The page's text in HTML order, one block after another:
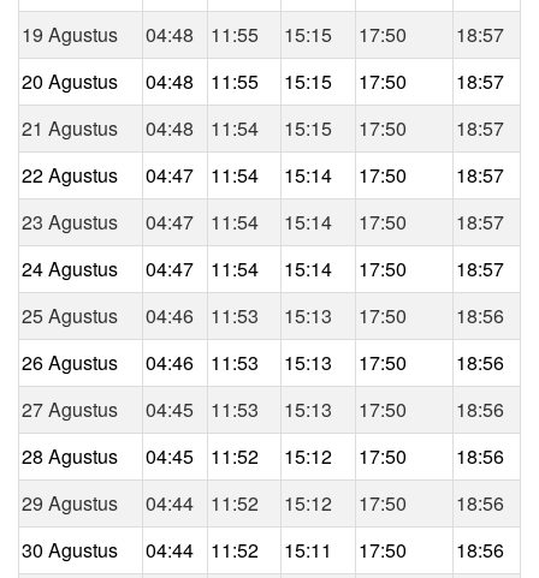
19 Agustus
04:48 11:55 15:15 17:50
18:57
20 Agustus
04:48 11:55 15:15 17:50
18:57
21 Agustus
04:48 11:54 15:15 17:50
18:57
22 Agustus
04:47 11:54 15:14 17:50
18:57
23 Agustus
04:47 11:54 15:14 17:50
18:57
24 Agustus
04:47 11:54 15:14 17:50
18:57
25 Agustus
04:46 11:53 15:13 17:50
18:56
26 Agustus
04:46 11:53 15:13 17:50
18:56
27 Agustus
04:45 11:53 15:13 17:50
18:56
28 Agustus
04:45 11:52 15:12 17:50
18:56
29 Agustus
04:44 11:52 15:12 17:50
18:56
30 Agustus
04:44 11:52 15:11 17:50
18:56